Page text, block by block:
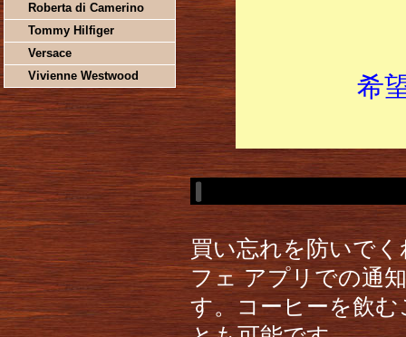
Roberta di Camerino
Tommy Hilfiger
Versace
Vivienne Westwood
希
買い忘れを防いで
フェ アプリでの通
す。コーヒーを飲